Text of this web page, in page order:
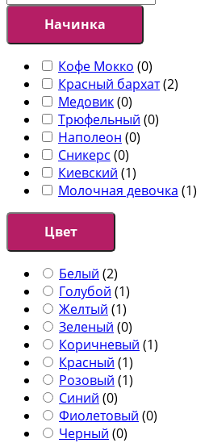
Начинка
Кофе Мокко (0)
Красный бархат(2)
Медовик(0)
Трюфельный (0)
Наполеон (0)
Сникерс (0)
Киевский (1)
Молочная девочка (1)
Цвет
Белый (2)
Голубой (1)
Желтый (1)
Зеленый (0)
Коричневый (1)
Красный (1)
Розовый (1)
Синий (0)
Фиолетовый (0)
Черный (0)